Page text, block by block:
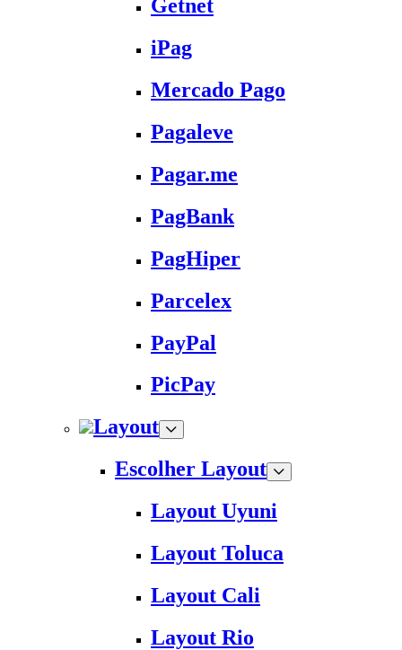
Getnet
iPag
Mercado Pago
Pagaleve
Pagar.me
PagBank
PagHiper
Parcelex
PayPal
PicPay
Layout
Escolher Layout
Layout Uyuni
Layout Toluca
Layout Cali
Layout Rio